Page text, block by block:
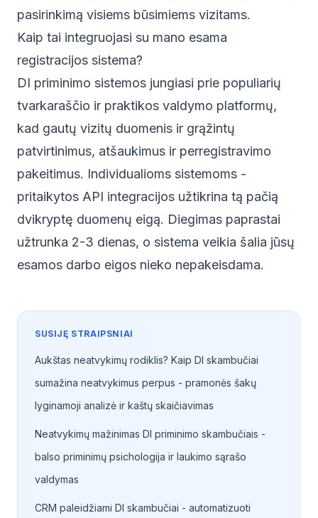
pasirinkimą visiems būsimiems vizitams.
Kaip tai integruojasi su mano esama
registracijos sistema?
DI priminimo sistemos jungiasi prie populiarių
tvarkaraščio ir praktikos valdymo platformų,
kad gautų vizitų duomenis ir grąžintų
patvirtinimus, atšaukimus ir perregistravimo
pakeitimus. Individualioms sistemoms -
pritaikytos API integracijos užtikrina tą pačią
dvikryptę duomenų eigą. Diegimas paprastai
užtrunka 2-3 dienas, o sistema veikia šalia jūsų
esamos darbo eigos nieko nepakeisdama.
SUSIJĘ STRAIPSNIAI
Aukštas neatvykimų rodiklis? Kaip DI skambučiai
sumažina neatvykimus perpus - pramonės šakų
lyginamoji analizė ir kaštų skaičiavimas
Neatvykimų mažinimas DI priminimo skambučiais -
balso priminimų psichologija ir laukimo sąrašo
valdymas
CRM paleidžiami DI skambučiai - automatizuoti